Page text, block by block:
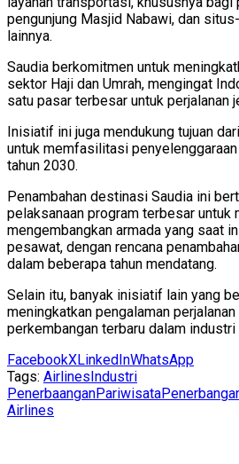
pengunjung Masjid Nabawi, dan
lainnya.
Saudia berkomitmen untuk
sektor Haji dan Umrah, mengingat
satu pasar terbesar untuk perjalanan
Inisiatif ini juga mendukung tujuan
untuk memfasilitasi penyelenggaraan
tahun 2030.
Penambahan destinasi Saudia ini
pelaksanaan program terbesar untuk
mengembangkan armada yang saat
pesawat, dengan rencana
dalam beberapa tahun mendatang.
Selain itu, banyak inisiatif lain yang
meningkatkan pengalaman
perkembangan terbaru dalam industri
FacebookXLinkedInWhatsApp
Tags: AirlinesIndustri
PenerbaanganPariwisata
Airlines